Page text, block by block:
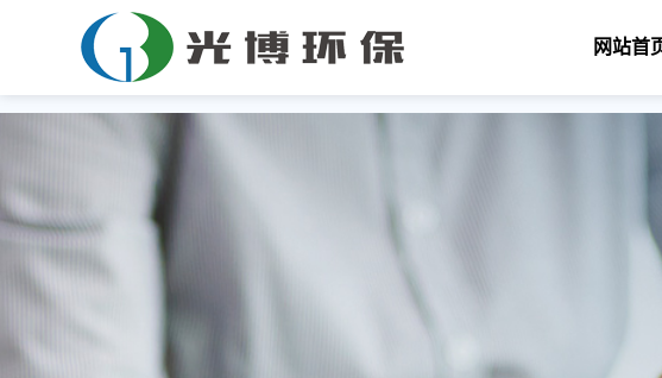
网站首